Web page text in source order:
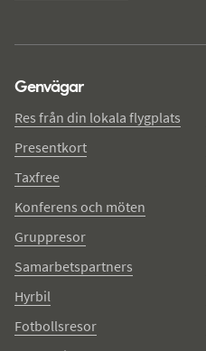
Genvägar
Res från din lokala flygplats
Presentkort
Taxfree
Konferens och möten
Gruppresor
Samarbetspartners
Hyrbil
Fotbollsresor